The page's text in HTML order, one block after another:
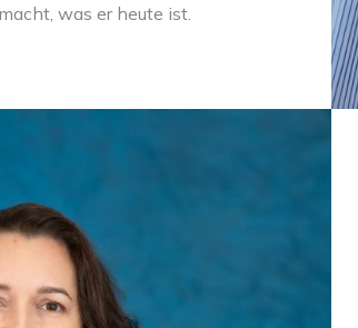
was er heute ist.